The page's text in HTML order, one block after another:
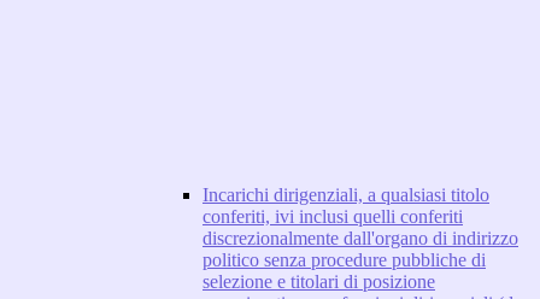
Incarichi dirigenziali, a qualsiasi titolo
conferiti, ivi inclusi quelli conferiti
discrezionalmente dall'organo di indirizzo
politico senza procedure pubbliche di
selezione e titolari di posizione